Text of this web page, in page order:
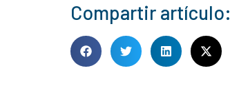
Compartir artículo: